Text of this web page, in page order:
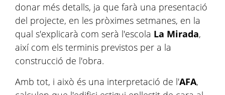
donar més detalls, ja que farà una presentació
del projecte, en les pròximes setmanes, en la
qual s'explicarà com serà l'escola La Mirada,
així com els terminis previstos per a la
construcció de l'obra.
Amb tot, i això és una interpretació de l'AFA,